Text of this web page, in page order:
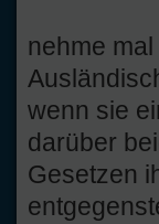
nehme
wenn sie
darüber
Gesetzen